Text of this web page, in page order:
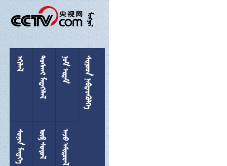

 
 
 
 
 
 